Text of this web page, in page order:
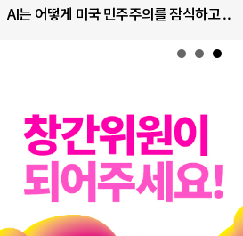
AI는 어떻게 미국 민주주의를 잠식하고 ..